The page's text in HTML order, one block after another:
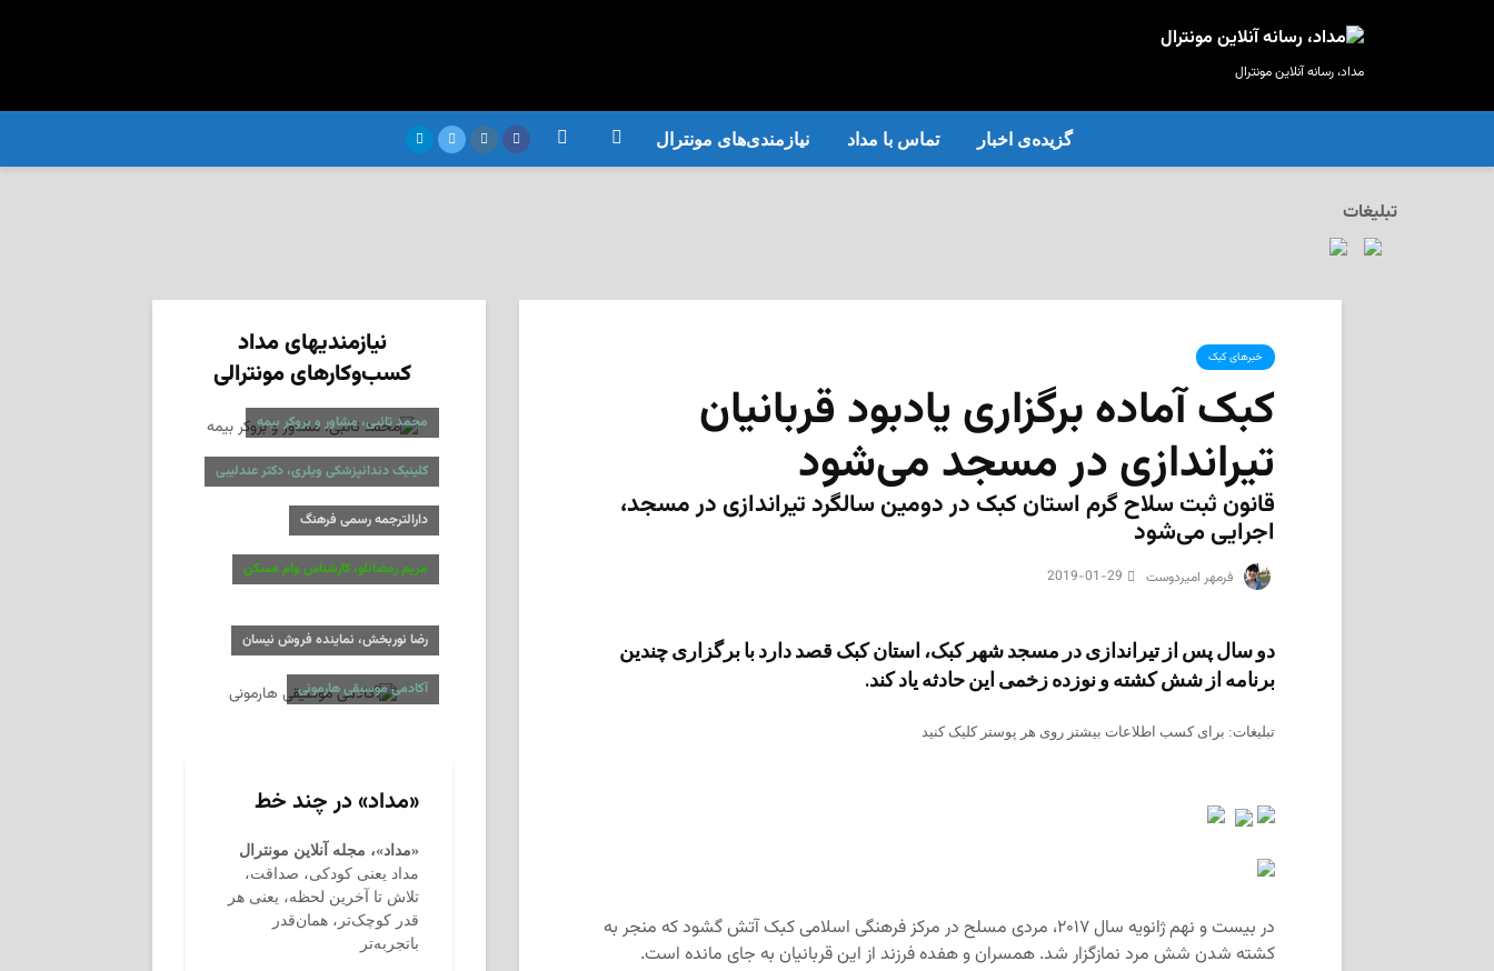
مداد، رسانه آنلاین مونترال
گزیده‌ی‌ اخبار تماس با مداد نیازمندی‌های مونترال
تبلیغات
خبرهای کبک
کبک آماده برگزاری یادبود قربانیان
تیراندازی در مسجد می‌شود
قانون ثبت سلاح گرم استان کبک در دومین سالگرد تیراندازی در مسجد،
اجرایی می‌شود
‌ فرمهر امیردوست 2019-01-29
دو سال پس از تیراندازی در مسجد شهر کبک، استان کبک قصد دارد با برگزاری چندین
برنامه از شش کشته و نوزده زخمی این حادثه یاد کند.
تبلیغات: برای کسب اطلاعات بیشتر روی هر پوستر کلیک کنید
در بیست و نهم ژانویه سال ۲۰۱۷، مردی مسلح در مرکز فرهنگی اسلامی کبک آتش گشود که منجر به
کشته شدن شش مرد نمازگزار شد. همسران و هفده فرزند از این قربانیان به جای مانده است.
نیازمندیهای مداد
کسب‌وکارهای مونترالی
محمد تائبی، مشاور و بروکر بیمه
کلینیک دندانپزشکی ویلری، دکتر عندلیبی
دارالترجمه رسمی فرهنگ
مریم رمضانلو، کارشناس وام مسکن
رضا نوربخش، نماینده فروش نیسان
آکادمی موسیقی هارمونی
«مداد» در چند خط
«مداد»، مجله آنلاین مونترال
مداد یعنی کودکی، صداقت،
تلاش تا آخرین لحظه، یعنی هر
قدر کوچک‌تر، همان‌قدر
باتجربه‌تر